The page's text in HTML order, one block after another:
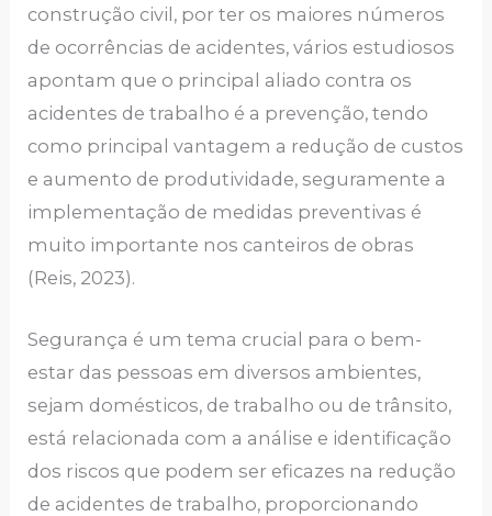
construção civil, por ter os maiores números
de ocorrências de acidentes, vários estudiosos
apontam que o principal aliado contra os
acidentes de trabalho é a prevenção, tendo
como principal vantagem a redução de custos
e aumento de produtividade, seguramente a
implementação de medidas preventivas é
muito importante nos canteiros de obras
(Reis, 2023).
Segurança é um tema crucial para o bem-
estar das pessoas em diversos ambientes,
sejam domésticos, de trabalho ou de trânsito,
está relacionada com a análise e identificação
dos riscos que podem ser eficazes na redução
de acidentes de trabalho, proporcionando